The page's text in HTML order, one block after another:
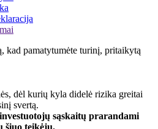
kad pamatytumėte turinį, pritaikytą
dėl kurių kyla didelė rizika greitai
svertą.
sąskaitų prarandami
šiuo teikėju.